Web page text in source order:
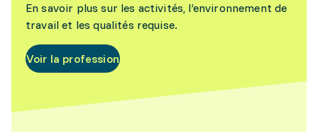
En savoir plus sur les activités, l’environnement de
travail et les qualités requise.
Voir la profession